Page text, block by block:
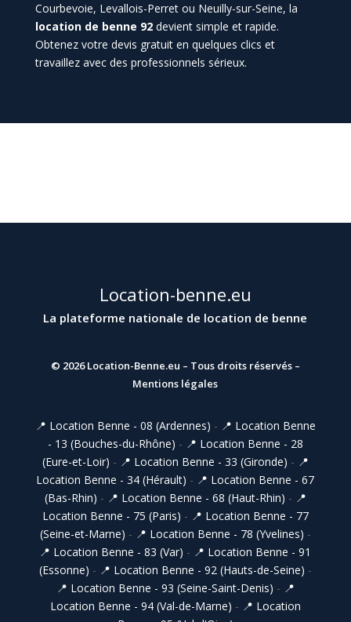
Courbevoie, Levallois-Perret ou Neuilly-sur-Seine, la
location de benne 92devient simple et rapide.
Obtenez votre devis gratuit en quelques clics et
travaillez avec des professionnels sérieux.
Location-benne.eu
La plateforme nationale de location de benne
© 2026Location-Benne.eu – Tous droits réservés –
Mentions légales
📍 Location Benne - 08 (Ardennes) - 📍 Location Benne
- 13 (Bouches-du-Rhône) - 📍 Location Benne - 28
(Eure-et-Loir) - 📍 Location Benne - 33 (Gironde) - 📍
Location Benne - 34 (Hérault) - 📍 Location Benne - 67
(Bas-Rhin) - 📍 Location Benne - 68 (Haut-Rhin) - 📍
Location Benne - 75 (Paris) - 📍 Location Benne - 77
(Seine-et-Marne) - 📍 Location Benne - 78 (Yvelines) -
📍 Location Benne - 83 (Var) - 📍 Location Benne - 91
(Essonne) - 📍 Location Benne - 92 (Hauts-de-Seine) -
📍 Location Benne - 93 (Seine-Saint-Denis) - 📍
Location Benne - 94 (Val-de-Marne) - 📍 Location